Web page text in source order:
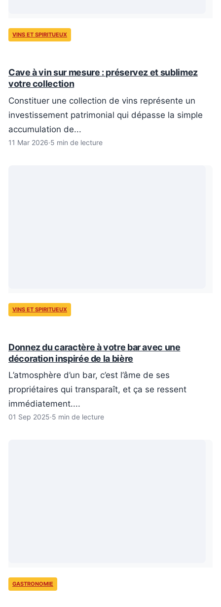
VINS ET SPIRITUEUX
Cave à vin sur mesure : préservez et sublimez
votre collection
Constituer une collection de vins représente un
investissement patrimonial qui dépasse la simple
accumulation de...
11 Mar 2026·5 min de lecture
VINS ET SPIRITUEUX
Donnez du caractère à votre bar avec une
décoration inspirée de la bière
L’atmosphère d’un bar, c’est l’âme de ses
propriétaires qui transparaît, et ça se ressent
immédiatement....
01 Sep 2025·5 min de lecture
GASTRONOMIE